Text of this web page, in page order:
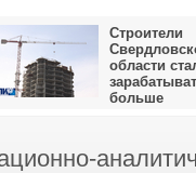
Строители
области
больше